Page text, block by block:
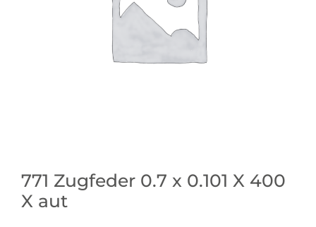
771 Zugfeder 0.7 x 0.101 X 400
X aut